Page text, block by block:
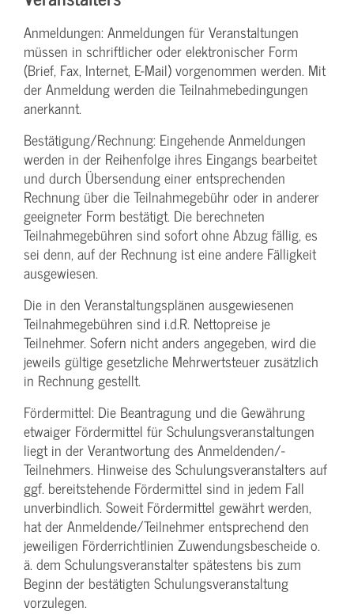
Anmeldungen: Anmeldungen für Veranstaltungen
müssen in schriftlicher oder elektronischer Form
(Brief, Fax, Internet, E-Mail) vorgenommen werden. Mit
der Anmeldung werden die Teilnahme­bedingungen
anerkannt.
Bestätigung­/Rechnung: Eingehende Anmeldungen
werden in der Reihenfolge ihres Eingangs bearbeitet
und durch Übersendung einer entsprechenden
Rechnung über die Teilnahmegebühr oder in anderer
geeigneter Form bestätigt. Die berechneten
Teilnahmegebühren sind sofort ohne Abzug fällig, es
sei denn, auf der Rechnung ist eine andere Fälligkeit
ausgewiesen.
Die in den Veranstaltungsplänen ausgewiesenen
Teilnahmegebühren sind i.d.R. Nettopreise je
Teilnehmer. Sofern nicht anders angegeben, wird die
jeweils gültige gesetzliche Mehrwertsteuer zusätzlich
in Rechnung gestellt.
Fördermittel: Die Beantragung und die Gewährung
etwaiger Fördermittel für Schulungs­veranstaltungen
liegt in der Verantwortung des Anmeldenden/­
Teilnehmers. Hinweise des Schulungs­veranstalters auf
ggf. bereitstehende Fördermittel sind in jedem Fall
unverbindlich. Soweit Fördermittel gewährt werden,
hat der Anmeldende/­Teilnehmer entsprechend den
jeweiligen Förderrichtlinien Zuwendungs­bescheide o.
ä. dem Schulungs­veranstalter spätestens bis zum
Beginn der bestätigten Schulungs­veranstaltung
vorzulegen.